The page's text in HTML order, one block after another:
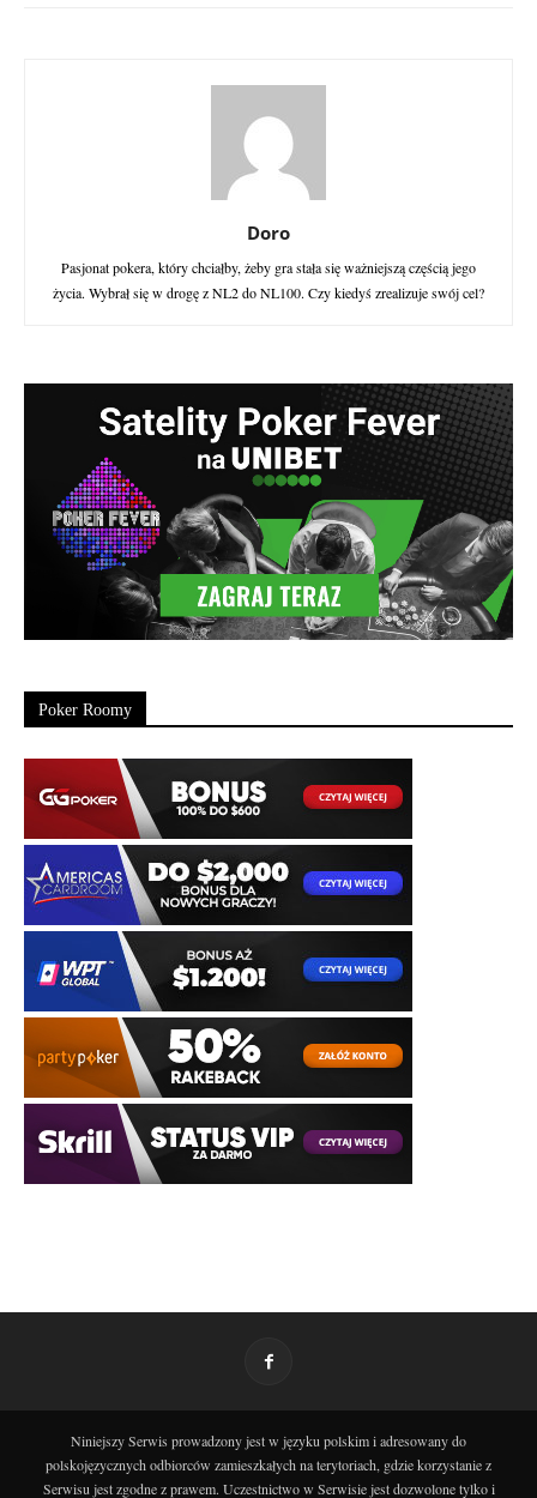
Doro
Pasjonat pokera, który chciałby, żeby gra stała się ważniejszą częścią jego
życia. Wybrał się w drogę z NL2 do NL100. Czy kiedyś zrealizuje swój cel?
Poker Roomy
Niniejszy Serwis prowadzony jest w języku polskim i adresowany do
polskojęzycznych odbiorców zamieszkałych na terytoriach, gdzie korzystanie z
Serwisu jest zgodne z prawem. Uczestnictwo w Serwisie jest dozwolone tylko i